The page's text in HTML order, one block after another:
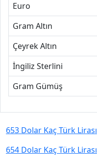
Euro
Gram Altın
Çeyrek Altın
İngiliz Sterlini
Gram Gümüş
653 Dolar Kaç Türk Lirası
654 Dolar Kaç Türk Lirası